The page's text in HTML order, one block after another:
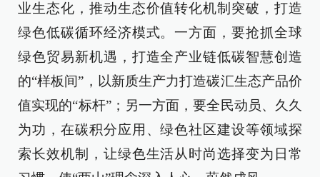
业生态化，推动生态价值转化机制突破，打造
绿色低碳循环经济模式。一方面，要抢抓全球
绿色贸易新机遇，打造全产业链低碳智慧创造
的“样板间”，以新质生产力打造碳汇生态产品价
值实现的“标杆”；另一方面，要全民动员、久久
为功，在碳积分应用、绿色社区建设等领域探
索长效机制，让绿色生活从时尚选择变为日常